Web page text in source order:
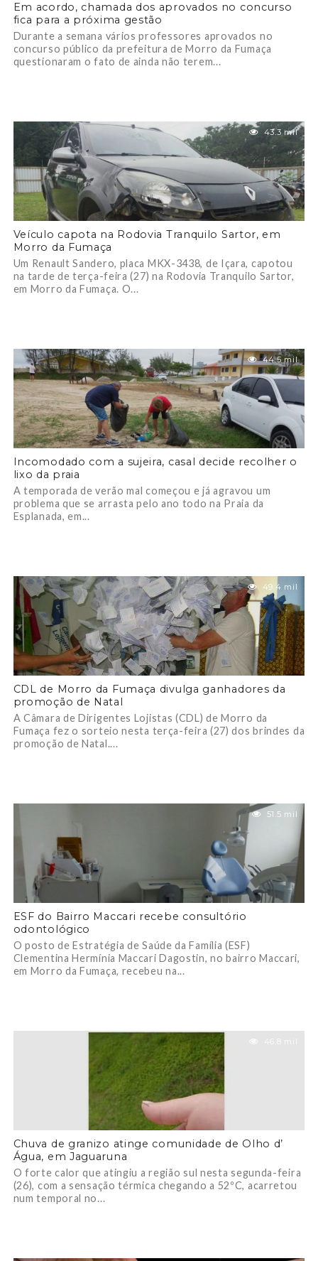
Em acordo, chamada dos aprovados no concurso
fica para a próxima gestão
Durante a semana vários professores aprovados no
concurso público da prefeitura de Morro da Fumaça
questionaram o fato de ainda não terem...
43.3 mil
Veículo capota na Rodovia Tranquilo Sartor, em
Morro da Fumaça
Um Renault Sandero, placa MKX-3438, de Içara, capotou
na tarde de terça-feira (27) na Rodovia Tranquilo Sartor,
em Morro da Fumaça. O...
44.5 mil
Incomodado com a sujeira, casal decide recolher o
lixo da praia
A temporada de verão mal começou e já agravou um
problema que se arrasta pelo ano todo na Praia da
Esplanada, em...
49.4 mil
CDL de Morro da Fumaça divulga ganhadores da
promoção de Natal
A Câmara de Dirigentes Lojistas (CDL) de Morro da
Fumaça fez o sorteio nesta terça-feira (27) dos brindes da
promoção de Natal....
51.5 mil
ESF do Bairro Maccari recebe consultório
odontológico
O posto de Estratégia de Saúde da Família (ESF)
Clementina Hermínia Maccari Dagostin, no bairro Maccari,
em Morro da Fumaça, recebeu na...
46.8 mil
Chuva de granizo atinge comunidade de Olho d’
Água, em Jaguaruna
O forte calor que atingiu a região sul nesta segunda-feira
(26), com a sensação térmica chegando a 52ºC, acarretou
num temporal no...